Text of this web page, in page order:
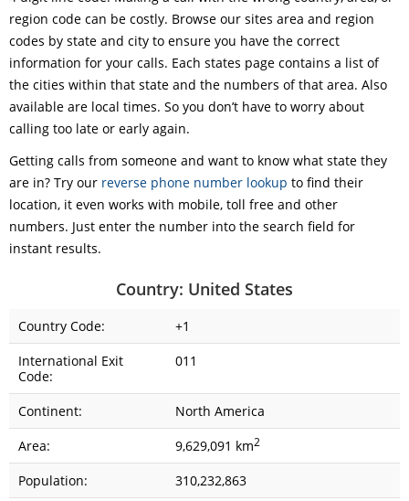
region code can be costly. Browse our sites area and region
codes by state and city to ensure you have the correct
information for your calls. Each states page contains a list of
the cities within that state and the numbers of that area. Also
available are local times. So you don’t have to worry about
calling too late or early again.
Getting calls from someone and want to know what state they
are in? Try our reverse phone number lookup to find their
location, it even works with mobile, toll free and other
numbers. Just enter the number into the search field for
instant results.
Country: United States
Country Code:
+1
International Exit
Code:
011
Continent:
North America
Area:
9,629,091 km2
Population: 310,232,863